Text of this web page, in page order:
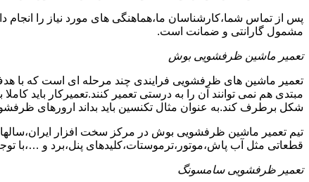
پس از تماس شما،کارشناسان ما،هماهنگی های مورد نیاز را
مشمول گارانتی و ضمانت است.
تعمیر ماشین ظرفشویی بوش
تعمیر ماشین های ظرفشویی فرایندی چند مرحله ای است که با
مبتدی هم نمی توانند آن را به درستی تعمیر کنند.تعمیرکار باید
شکل برطرف کند.به عنوان مثال تکنسین باید بداند ارورهای
تیم تعمیر ماشین ظرفشویی بوش در مرکز سخت افزار
قطعاتی مثل آب پاش،موتور،ترموستات،کلیدهای پنل،برد و …،با
تعمیر ظرفشویی سامسونگ